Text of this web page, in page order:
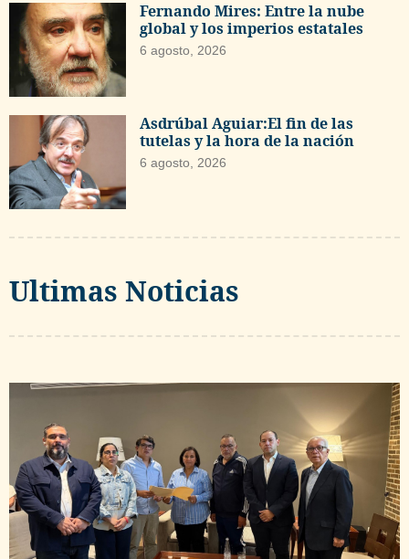
Fernando Mires: Entre la nube
global y los imperios estatales
6 agosto, 2026
Asdrúbal Aguiar:El fin de las
tutelas y la hora de la nación
6 agosto, 2026
Ultimas Noticias